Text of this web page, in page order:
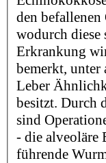
den befallenen
wodurch diese
Erkrankung
bemerkt, unter
Leber
besitzt. Durch
sind
- die alveoläre
führende